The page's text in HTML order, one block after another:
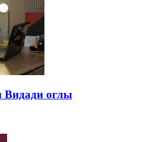
Видади оглы